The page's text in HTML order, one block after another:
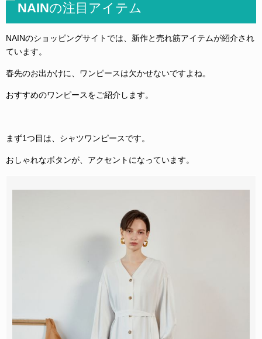
NAINの注目アイテム
NAINのショッピングサイトでは、新作と売れ筋アイテムが紹介され
ています。
春先のお出かけに、ワンピースは欠かせないですよね。
おすすめのワンピースをご紹介します。
まず1つ目は、シャツワンピースです。
おしゃれなボタンが、アクセントになっています。